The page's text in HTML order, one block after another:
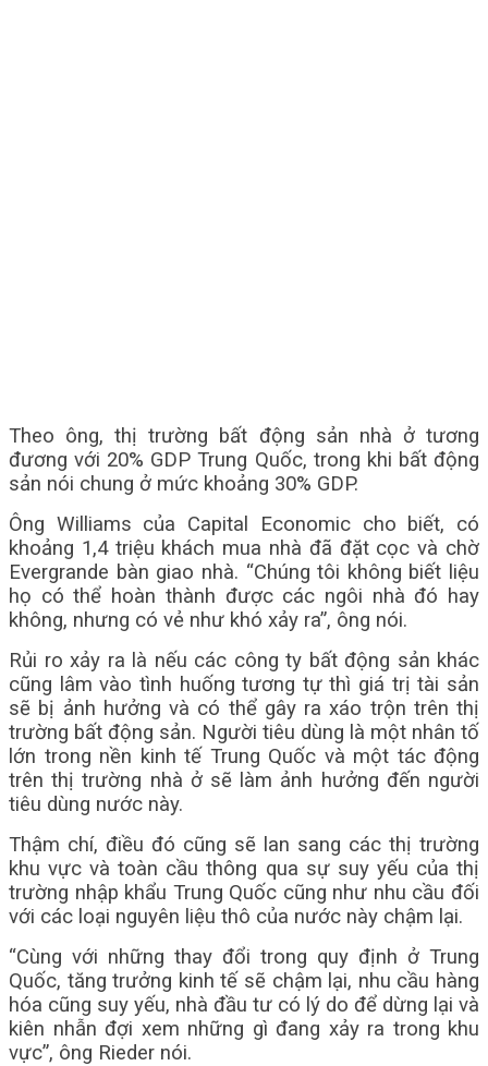
Theo ông, thị trường bất động sản nhà ở tương
đương với 20% GDP Trung Quốc, trong khi bất động
sản nói chung ở mức khoảng 30% GDP.
Ông Williams của Capital Economic cho biết, có
khoảng 1,4 triệu khách mua nhà đã đặt cọc và chờ
Evergrande bàn giao nhà. “Chúng tôi không biết liệu
họ có thể hoàn thành được các ngôi nhà đó hay
không, nhưng có vẻ như khó xảy ra”, ông nói.
Rủi ro xảy ra là nếu các công ty bất động sản khác
cũng lâm vào tình huống tương tự thì giá trị tài sản
sẽ bị ảnh hưởng và có thể gây ra xáo trộn trên thị
trường bất động sản. Người tiêu dùng là một nhân tố
lớn trong nền kinh tế Trung Quốc và một tác động
trên thị trường nhà ở sẽ làm ảnh hưởng đến người
tiêu dùng nước này.
Thậm chí, điều đó cũng sẽ lan sang các thị trường
khu vực và toàn cầu thông qua sự suy yếu của thị
trường nhập khẩu Trung Quốc cũng như nhu cầu đối
với các loại nguyên liệu thô của nước này chậm lại.
“Cùng với những thay đổi trong quy định ở Trung
Quốc, tăng trưởng kinh tế sẽ chậm lại, nhu cầu hàng
hóa cũng suy yếu, nhà đầu tư có lý do để dừng lại và
kiên nhẫn đợi xem những gì đang xảy ra trong khu
vực”, ông Rieder nói.